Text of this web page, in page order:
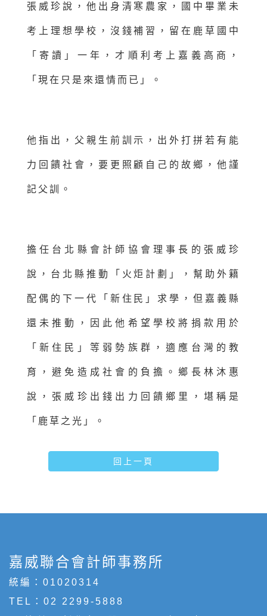
張威珍說，他出身清寒農家，國中畢業未
考上理想學校，沒錢補習，留在鹿草國中
「寄讀」一年，才順利考上嘉義高商，
「現在只是來還情而已」。
他指出，父親生前訓示，出外打拼若有能
力回饋社會，要更照顧自己的故鄉，他謹
記父訓。
擔任台北縣會計師協會理事長的張威珍
說，台北縣推動「火炬計劃」，幫助外籍
配偶的下一代「新住民」求學，但嘉義縣
還未推動，因此他希望學校將捐款用於
「新住民」等弱勢族群，適應台灣的教
育，避免造成社會的負擔。鄉長林沐惠
說，張威珍出錢出力回饋鄉里，堪稱是
「鹿草之光」。
回上一頁
嘉威聯合會計師事務所
統編：01020314
TEL： 02 2299-5888